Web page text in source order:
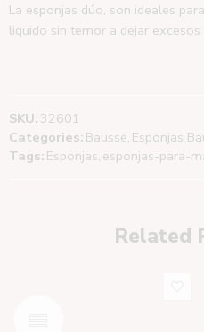
La esponjas dúo, son ideales
liquido sin temor a dejar
SKU: 32601
Categories: Bausse, Esponjas
Tags: Esponjas, esponjas-para-
Related